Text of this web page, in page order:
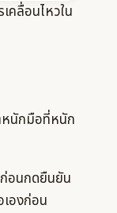
คลื่อนไหวใน
หนักมือที่หนัก
อนกดยืนยัน
องก่อน